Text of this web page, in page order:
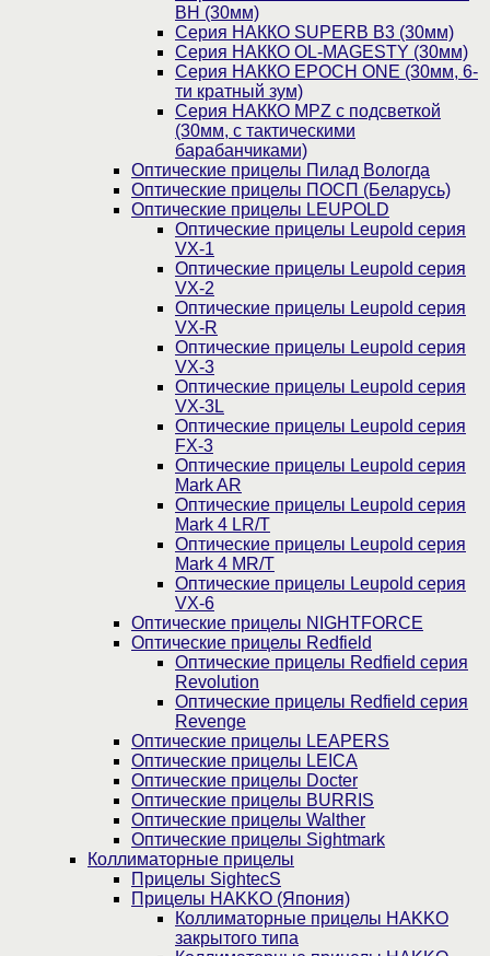
BH (30мм)
Серия НАККО SUPERB B3 (30мм)
Серия НАККО OL-MAGESTY (30мм)
Серия НАККО EPOCH ONE (30мм, 6-
ти кратный зум)
Серия НАККО MPZ с подсветкой
(30мм, c тактическими
барабанчиками)
Оптические прицелы Пилад Вологда
Оптические прицелы ПОСП (Беларусь)
Оптические прицелы LEUPOLD
Оптические прицелы Leupold серия
VX-1
Оптические прицелы Leupold серия
VX-2
Оптические прицелы Leupold серия
VX-R
Оптические прицелы Leupold серия
VX-3
Оптические прицелы Leupold серия
VX-3L
Оптические прицелы Leupold серия
FX-3
Оптические прицелы Leupold серия
Mark AR
Оптические прицелы Leupold серия
Mark 4 LR/T
Оптические прицелы Leupold серия
Mark 4 MR/T
Оптические прицелы Leupold серия
VX-6
Оптические прицелы NIGHTFORCE
Оптические прицелы Redfield
Оптические прицелы Redfield серия
Revolution
Оптические прицелы Redfield серия
Revenge
Оптические прицелы LEAPERS
Оптические прицелы LEICA
Оптические прицелы Docter
Оптические прицелы BURRIS
Оптические прицелы Walther
Оптические прицелы Sightmark
Коллиматорные прицелы
Прицелы SightecS
Прицелы HAKKO (Япония)
Коллиматорные прицелы HAKKO
закрытого типа